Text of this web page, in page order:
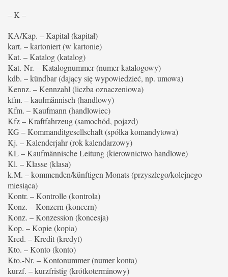
– K –
KA/Kap. – Kapital (kapitał)
kart. – kartoniert (w kartonie)
Kat. – Katalog (katalog)
Kat.-Nr. – Katalognummer (numer katalogowy)
kdb. – kündbar (dający się wypowiedzieć, np. umowa)
Kennz. – Kennzahl (liczba oznaczeniowa)
kfm. – kaufmännisch (handlowy)
Kfm. – Kaufmann (handlowiec)
Kfz – Kraftfahrzeug (samochód, pojazd)
KG – Kommanditgesellschaft (spółka komandytowa)
Kj. – Kalenderjahr (rok kalendarzowy)
KL – Kaufmännische Leitung (kierownictwo handlowe)
Kl. – Klasse (klasa)
k.M. – kommenden/künftigen Monats (przyszłego/kolejnego
miesiąca)
Kontr. – Kontrolle (kontrola)
Konz. – Konzern (koncern)
Konz. – Konzession (koncesja)
Kop. – Kopie (kopia)
Kred. – Kredit (kredyt)
Kto. – Konto (konto)
Kto.-Nr. – Kontonummer (numer konta)
kurzf. – kurzfristig (krótkoterminowy)